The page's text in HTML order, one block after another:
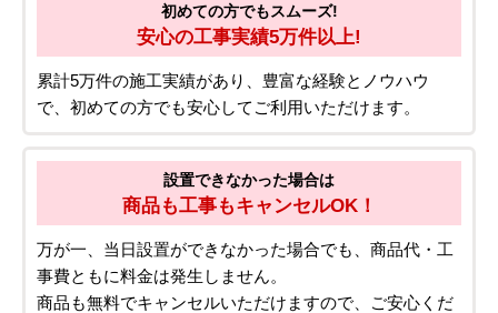
初めての方でもスムーズ!
安心の工事実績5万件以上!
累計5万件の施工実績があり、豊富な経験とノウハウ
で、初めての方でも安心してご利用いただけます。
設置できなかった場合は
商品も工事もキャンセルOK！
万が一、当日設置ができなかった場合でも、商品代・工
事費ともに料金は発生しません。
商品も無料でキャンセルいただけますので、ご安心くだ